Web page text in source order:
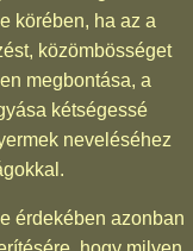
körében, ha az a
közömbösséget
megbontása, a
kétségessé
neveléséhez
érdekében azonban